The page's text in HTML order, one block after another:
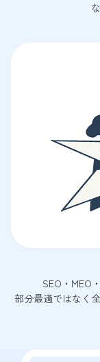
SEO・MEO
部分最適ではなく